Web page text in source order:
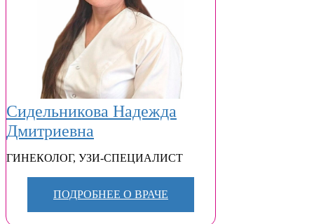
Сидельникова Надежда
Дмитриевна
ГИНЕКОЛОГ, УЗИ-СПЕЦИАЛИСТ
ПОДРОБНЕЕ О ВРАЧЕ